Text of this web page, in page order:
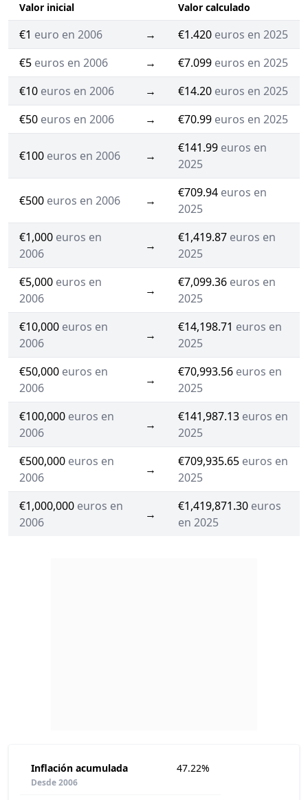
Valor inicial Valor calculado
€1 euro en 2006 → €1.420 euros en 2025
€5 euros en 2006 → €7.099 euros en 2025
€10 euros en 2006 → €14.20 euros en 2025
€50 euros en 2006 → €70.99 euros en 2025
€100 euros en 2006 →
€141.99 euros en
2025
€500 euros en 2006 →
€709.94 euros en
2025
€1,000 euros en
2006
→
€1,419.87 euros en
2025
€5,000 euros en
2006
→
€7,099.36 euros en
2025
€10,000 euros en
2006
→
€14,198.71 euros en
2025
€50,000 euros en
2006
→
€70,993.56 euros en
2025
€100,000 euros en
2006
→
€141,987.13 euros en
2025
€500,000 euros en
2006
→
€709,935.65 euros en
2025
€1,000,000 euros en
2006
→
€1,419,871.30 euros
en 2025
Inflación acumulada
Desde 2006
47.22%